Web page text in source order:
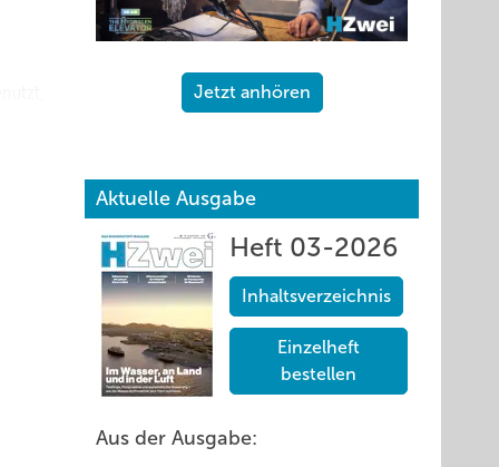
Jetzt anhören
Aktuelle Ausgabe
Heft 03-2026
Inhaltsverzeichnis
Einzelheft
bestellen
Aus der Ausgabe: